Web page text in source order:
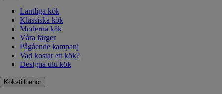
Lantliga kök
Klassiska kök
Moderna kök
Våra färger
Pågående kampanj
Vad kostar ett kök?
Designa ditt kök
Kökstillbehör